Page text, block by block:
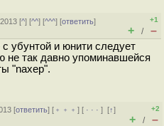
[^] [^^] [^^^] [ответить]
+1
+ / –
убунтой и юнити следует
не так давно упоминавшейся
"naxep".
[ответить] [ ﹢﹢﹢] [ · · ·][↑]
+2
+ / –